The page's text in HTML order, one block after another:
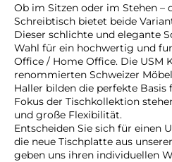
Ob im Sitzen oder im Stehen –
Schreibtisch bietet beide
Dieser schlichte und elegante
Wahl für ein hochwertig und
Office / Home Office. Die USM
renommierten Schweizer
Haller bilden die perfekte
Fokus der Tischkollektion
und große Flexibilität.
Entscheiden Sie sich für einen
die neue Tischplatte aus
geben uns ihren individuellen